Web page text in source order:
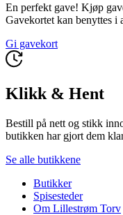
En perfekt gave! Kjøp
Gavekortet kan benyttes i
Gi gavekort
Klikk & Hent
Bestill på nett og stikk
butikken har gjort dem
Se alle butikkene
Butikker
Spisesteder
Om Lillestrøm Torv